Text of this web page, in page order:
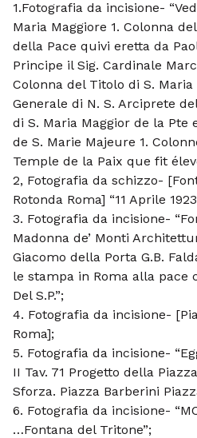
1.Fotografia da incisione-
Maria Maggiore 1. Colonna
della Pace quivi eretta da
Principe il Sig. Cardinale
Colonna del Titolo di S. Maria
Generale di N. S. Arciprete
di S. Maria Maggior de la Pte
de S. Marie Majeure 1.
Temple de la Paix que fit
2, Fotografia da schizzo-
Rotonda Roma] “11 Aprile
3. Fotografia da incisione-
Madonna de’ Monti
Giacomo della Porta G.B.
le stampa in Roma alla pace
Del S.P.”;
4. Fotografia da incisione-
Roma];
5. Fotografia da incisione-
II Tav. 71 Progetto della
Sforza. Piazza Barberini
6. Fotografia da incisione-
…Fontana del Tritone”;